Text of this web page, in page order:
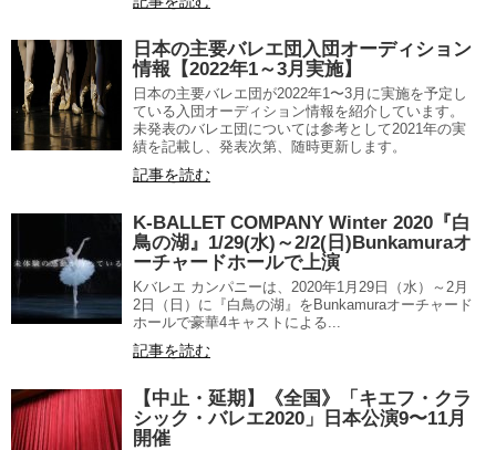
日本の主要バレエ団入団オーディション
情報【2022年1～3月実施】
日本の主要バレエ団が2022年1〜3月に実施を予定し
ている入団オーディション情報を紹介しています。
未発表のバレエ団については参考として2021年の実
績を記載し、発表次第、随時更新します。
記事を読む
K-BALLET COMPANY Winter 2020『白
鳥の湖』1/29(水)～2/2(日)Bunkamuraオ
ーチャードホールで上演
Kバレエ カンパニーは、2020年1月29日（水）～2月
2日（日）に『白鳥の湖』をBunkamuraオーチャード
ホールで豪華4キャストによる...
記事を読む
【中止・延期】《全国》「キエフ・クラ
シック・バレエ2020」日本公演9〜11月
開催